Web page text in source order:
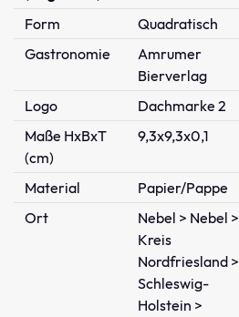
Form
Quadratisch
Gastronomie
Amrumer
Bierverlag
Logo
Dachmarke 2
Maße HxBxT
(cm)
9,3x9,3x0,1
Material
Papier/Pappe
Ort
Nebel > Nebel >
Kreis
Nordfriesland >
Schleswig-
Holstein >